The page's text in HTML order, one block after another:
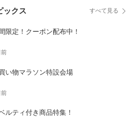
ックス すべて見る
限定！クーポン配布中！
い物マラソン特設会場
ルティ付き商品特集！